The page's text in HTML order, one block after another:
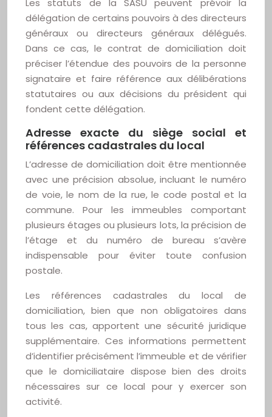
Les statuts de la SASU peuvent prévoir la
délégation de certains pouvoirs à des directeurs
généraux ou directeurs généraux délégués.
Dans ce cas, le contrat de domiciliation doit
préciser l’étendue des pouvoirs de la personne
signataire et faire référence aux délibérations
statutaires ou aux décisions du président qui
fondent cette délégation.
Adresse exacte du siège social et
références cadastrales du local
L’adresse de domiciliation doit être mentionnée
avec une précision absolue, incluant le numéro
de voie, le nom de la rue, le code postal et la
commune. Pour les immeubles comportant
plusieurs étages ou plusieurs lots, la précision de
l’étage et du numéro de bureau s’avère
indispensable pour éviter toute confusion
postale.
Les références cadastrales du local de
domiciliation, bien que non obligatoires dans
tous les cas, apportent une sécurité juridique
supplémentaire. Ces informations permettent
d’identifier précisément l’immeuble et de vérifier
que le domiciliataire dispose bien des droits
nécessaires sur ce local pour y exercer son
activité.